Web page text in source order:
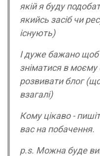
якій я буду
якийсь засіб чи
існують)
І дуже бажано щоб
зніматися в моєму
розвивати блог
взагалі)
Кому цікаво -
вас на побачення.
p.s. Можна буде